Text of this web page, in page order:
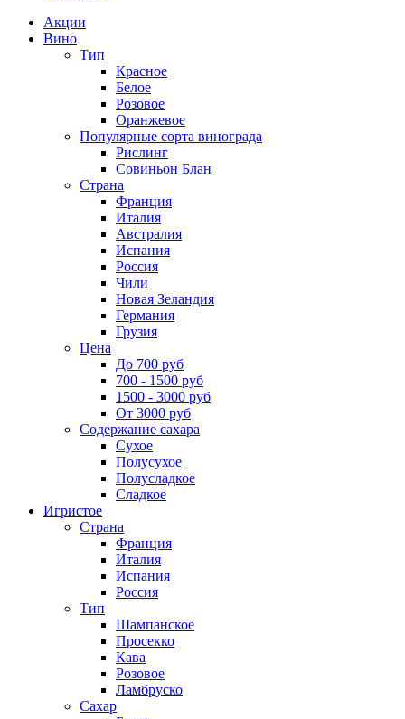
Акции
Вино
Тип
Красное
Белое
Розовое
Оранжевое
Популярные сорта винограда
Рислинг
Совиньон Блан
Страна
Франция
Италия
Австралия
Испания
Россия
Чили
Новая Зеландия
Германия
Грузия
Цена
До 700 руб
700 - 1500 руб
1500 - 3000 руб
От 3000 руб
Содержание сахара
Сухое
Полусухое
Полусладкое
Сладкое
Игристое
Страна
Франция
Италия
Испания
Россия
Тип
Шампанское
Просекко
Кава
Розовое
Ламбруско
Сахар